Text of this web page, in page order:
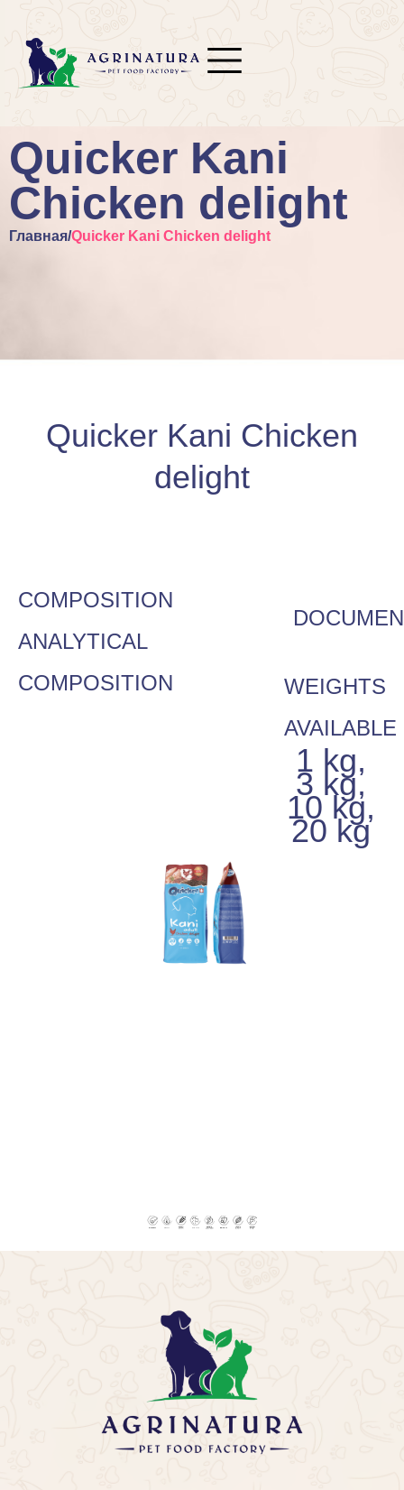
Quicker Kani
Chicken delight
Главная/Quicker Kani Chicken delight
Quicker Kani Chicken
delight
COMPOSITION
ANALYTICAL
COMPOSITION
WEIGHTS
AVAILABLE
1 kg,
3 kg,
10 kg,
20 kg